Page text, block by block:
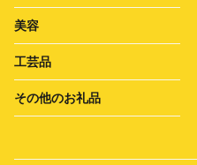
美容
工芸品
その他のお礼品